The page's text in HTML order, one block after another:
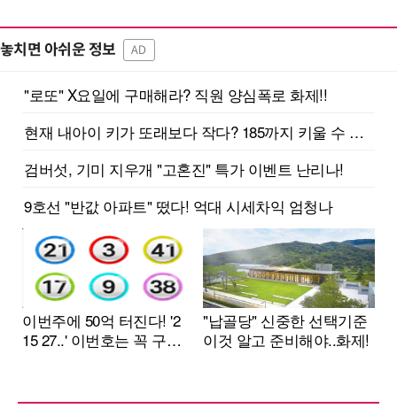
놓치면 아쉬운 정보 AD